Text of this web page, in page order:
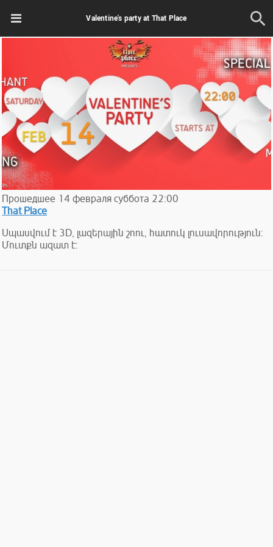
Valentine's party at That Place
Прошедшее 14 февраля суббота 22:00
That Place
Սպասվում է 3D, լազերային շոու, հատուկ լուսավորություն:
Մուտքն ազատ է: